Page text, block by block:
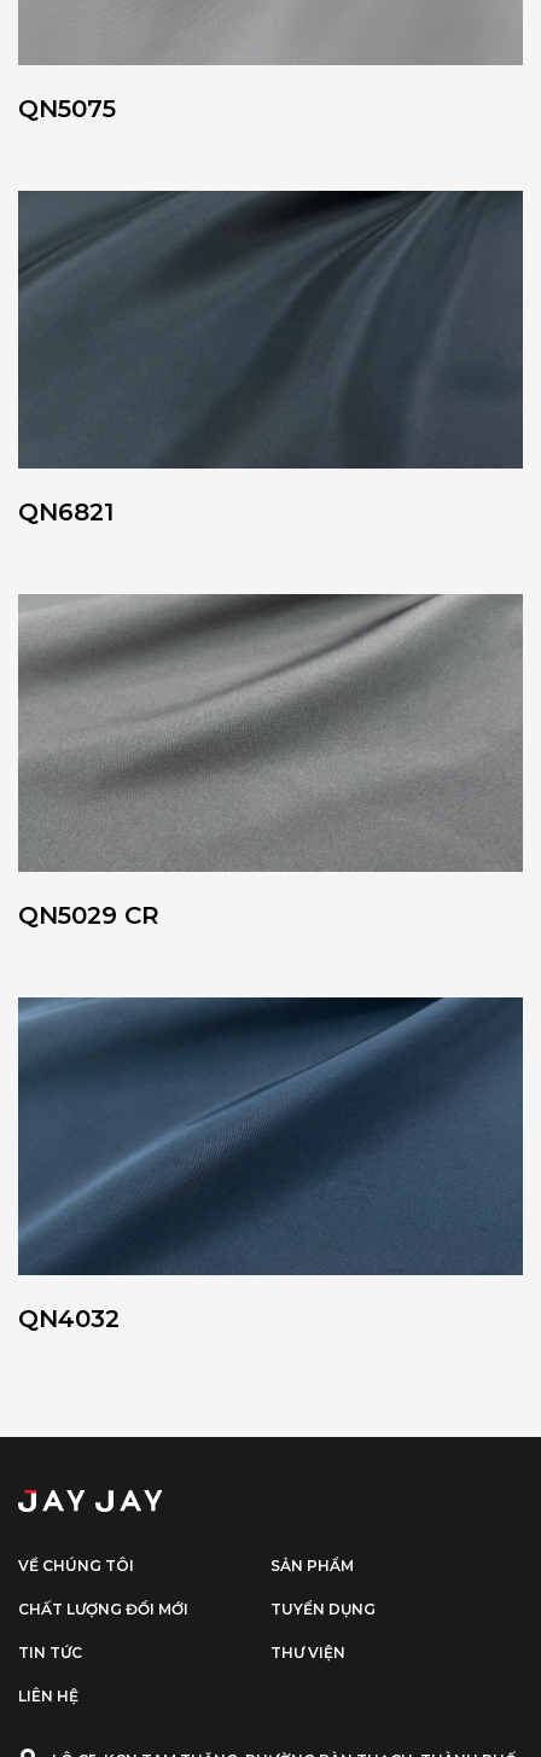
QN5075
QN6821
QN5029 CR
QN4032
VỀ CHÚNG TÔI SẢN PHẨM
CHẤT LƯỢNG ĐỔI MỚI TUYỂN DỤNG
TIN TỨC THƯ VIỆN
LIÊN HỆ